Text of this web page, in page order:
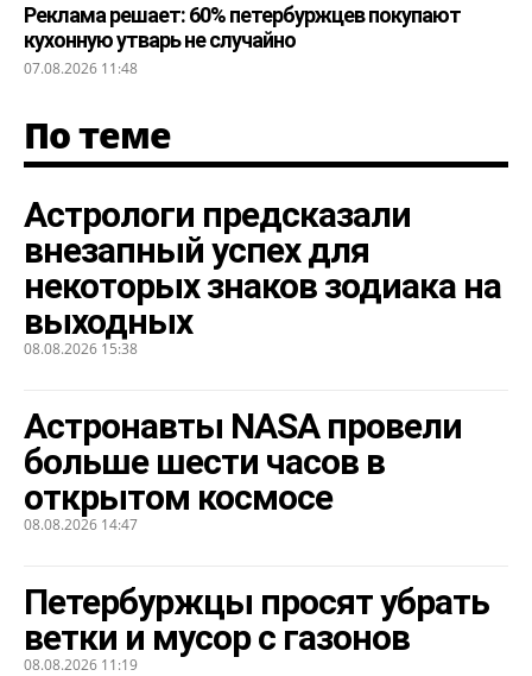
Реклама решает: 60% петербуржцев покупают
кухонную утварь не случайно
07.08.2026 11:48
По теме
Астрологи предсказали
внезапный успех для
некоторых знаков зодиака на
выходных
08.08.2026 15:38
Астронавты NASA провели
больше шести часов в
открытом космосе
08.08.2026 14:47
Петербуржцы просят убрать
ветки и мусор с газонов
08.08.2026 11:19